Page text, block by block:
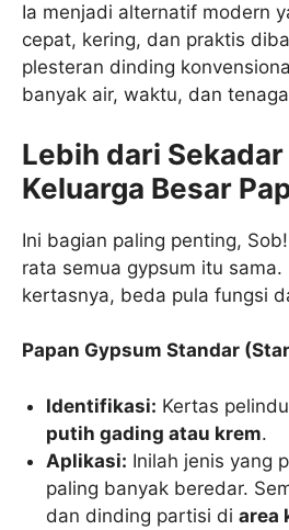
Ia menjadi alternatif modern
cepat, kering, dan praktis
plesteran dinding
banyak air, waktu, dan
Lebih dari
Keluarga Besar
Ini bagian paling penting,
rata semua gypsum itu sama.
kertasnya, beda pula fungsi
Papan Gypsum Standar
Identifikasi: Kertas
putih gading atau krem.
Aplikasi: Inilah jenis yang
paling banyak beredar.
dan dinding partisi diarea